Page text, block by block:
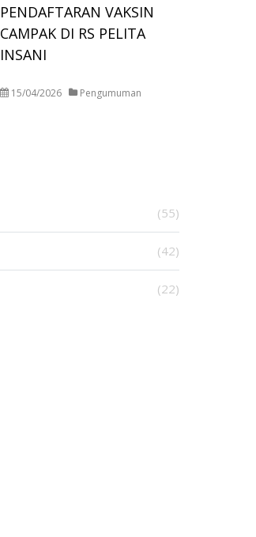
PENDAFTARAN VAKSIN
CAMPAK DI RS PELITA
INSANI
15/04/2026 Pengumuman
(55)
(42)
(22)